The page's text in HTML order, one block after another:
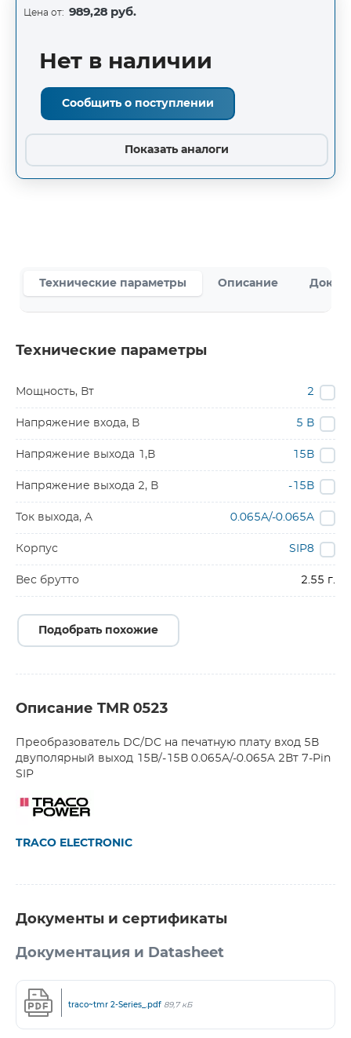
Цена от: 989,28 руб.
Нет в наличии
Сообщить о поступлении
Показать аналоги
Технические параметры Описание
Технические параметры
Мощность, Вт 2
Напряжение входа, В 5 В
Напряжение выхода 1,В 15В
Напряжение выхода 2, В -15В
Ток выхода, A 0.065A/-0.065A
Корпус SIP8
Вес брутто 2.55 г.
Подобрать похожие
Описание TMR 0523
Преобразователь DC/DC на печатную плату вход 5В
двуполярный выход 15В/-15В 0.065A/-0.065A 2Вт 7-Pin
SIP
TRACO ELECTRONIC
Документы и сертификаты
Документация и Datasheet
traco~tmr 2-Series_.pdf 89,7 кБ